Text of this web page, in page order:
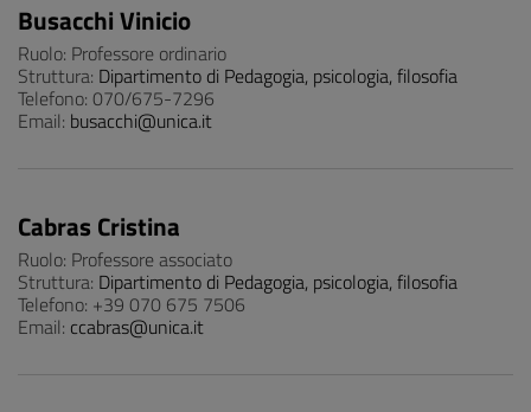
Busacchi Vinicio
Ruolo: Professore ordinario
Struttura: Dipartimento di Pedagogia, psicologia, filosofia
Telefono: 070/675-7296
Email: busacchi@unica.it
Cabras Cristina
Ruolo: Professore associato
Struttura: Dipartimento di Pedagogia, psicologia, filosofia
Telefono: +39 070 675 7506
Email: ccabras@unica.it